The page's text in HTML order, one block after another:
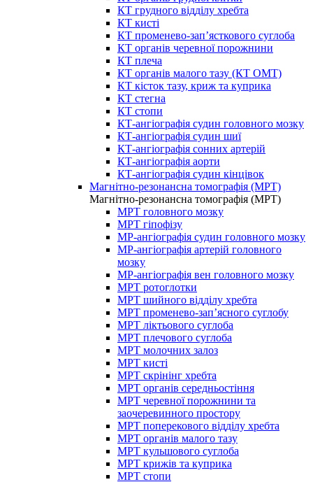
КТ грудного відділу хребта
КТ кисті
КТ променево-зап’ясткового суглоба
КТ органів черевної порожнини
КТ плеча
КТ органів малого тазу (КТ ОМТ)
КТ кісток тазу, криж та куприка
КТ стегна
КТ стопи
КТ-ангіографія судин головного мозку
КТ-ангіографія судин шиї
КТ-ангіографія сонних артерій
КТ-ангіографія аорти
КТ-ангіографія судин кінцівок
Магнітно-резонансна томографія (МРТ)
Магнітно-резонансна томографія (МРТ)
МРТ головного мозку
МРТ гіпофізу
МР-ангіографія судин головного мозку
МР-ангіографія артерій головного
мозку
МР-ангіографія вен головного мозку
МРТ ротоглотки
МРТ шийного відділу хребта
МРТ променево-зап’ясного суглобу
МРТ ліктьового суглоба
МРТ плечового суглоба
МРТ молочних залоз
МРТ кисті
МРТ скрінінг хребта
МРТ органів середньостіння
МРТ черевної порожнини та
заочеревинного простору
МРТ поперекового відділу хребта
МРТ органів малого тазу
МРТ кульшового суглоба
МРТ крижів та куприка
МРТ стопи